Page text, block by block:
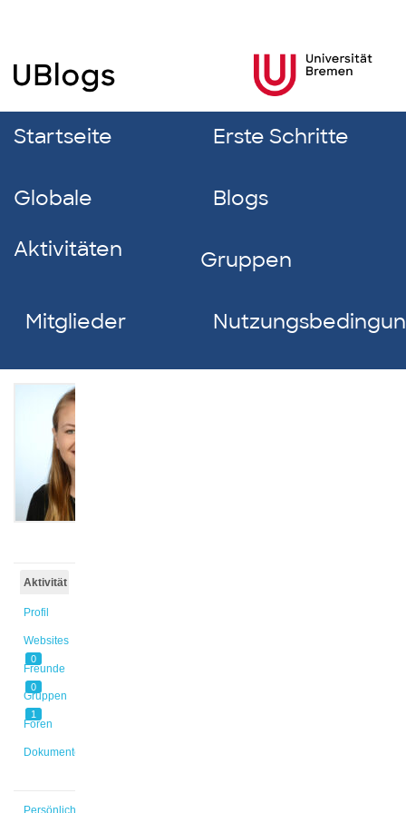
Startseite Erste Schritte
Globale
Aktivitäten
Blogs
Gruppen
Mitglieder
Aktivität
Profil
Websites
0
Freunde
0
Gruppen
1
Foren
Dokumente
Persönlich